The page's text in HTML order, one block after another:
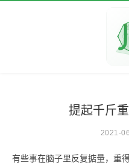
提起千斤
2021-
有些事在脑子里反复掂量，重